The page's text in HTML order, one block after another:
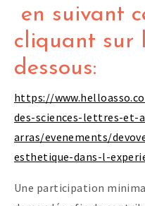
en suivant
cliquant sur
dessous:
https://
des-sciences-lettres-et-
arras/evenements/
esthetique-dans-l-
Une participation